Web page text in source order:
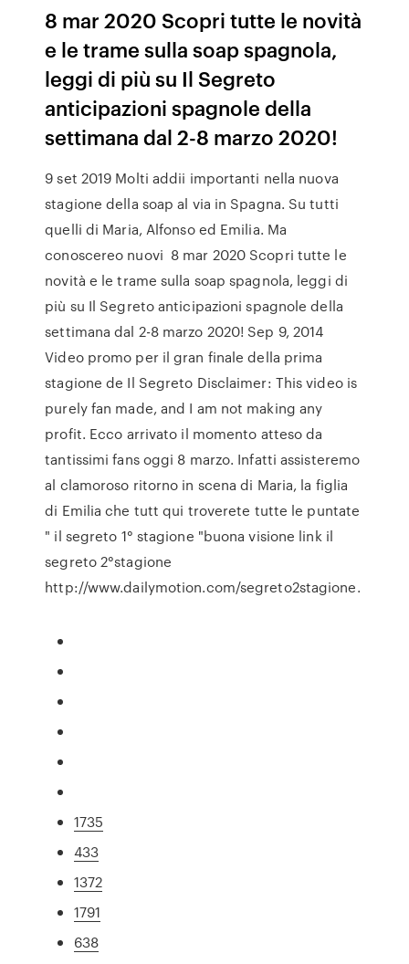
8 mar 2020 Scopri tutte le novità
e le trame sulla soap spagnola,
leggi di più su Il Segreto
anticipazioni spagnole della
settimana dal 2-8 marzo 2020!
9 set 2019 Molti addii importanti nella nuova
stagione della soap al via in Spagna. Su tutti
quelli di Maria, Alfonso ed Emilia. Ma
conoscereo nuovi 8 mar 2020 Scopri tutte le
novità e le trame sulla soap spagnola, leggi di
più su Il Segreto anticipazioni spagnole della
settimana dal 2-8 marzo 2020! Sep 9, 2014
Video promo per il gran finale della prima
stagione de Il Segreto Disclaimer: This video is
purely fan made, and I am not making any
profit. Ecco arrivato il momento atteso da
tantissimi fans oggi 8 marzo. Infatti assisteremo
al clamoroso ritorno in scena di Maria, la figlia
di Emilia che tutt qui troverete tutte le puntate
" il segreto 1° stagione "buona visione link il
segreto 2°stagione
http://www.dailymotion.com/segreto2stagione.
1735
433
1372
1791
638